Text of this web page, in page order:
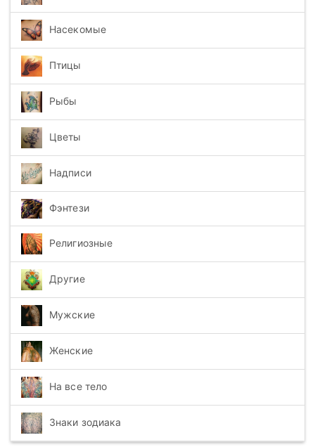
Насекомые
Птицы
Рыбы
Цветы
Надписи
Фэнтези
Религиозные
Другие
Мужские
Женские
На все тело
Знаки зодиака